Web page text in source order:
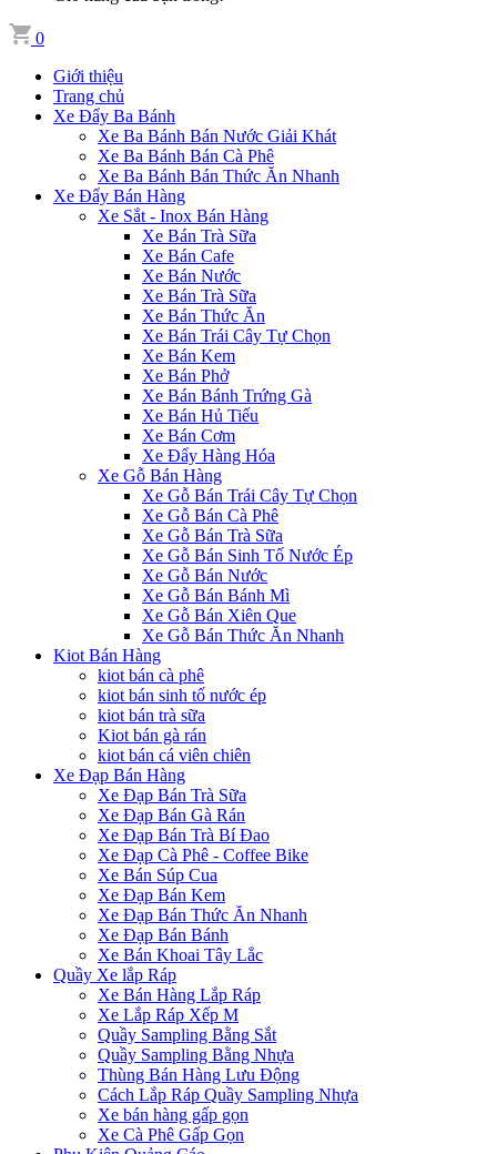
0
Giới thiệu
Trang chủ
Xe Đẩy Ba Bánh
Xe Ba Bánh Bán Nước Giải Khát
Xe Ba Bánh Bán Cà Phê
Xe Ba Bánh Bán Thức Ăn Nhanh
Xe Đẩy Bán Hàng
Xe Sắt - Inox Bán Hàng
Xe Bán Trà Sữa
Xe Bán Cafe
Xe Bán Nước
Xe Bán Trà Sữa
Xe Bán Thức Ăn
Xe Bán Trái Cây Tự Chọn
Xe Bán Kem
Xe Bán Phở
Xe Bán Bánh Trứng Gà
Xe Bán Hủ Tiếu
Xe Bán Cơm
Xe Đẩy Hàng Hóa
Xe Gỗ Bán Hàng
Xe Gỗ Bán Trái Cây Tự Chọn
Xe Gỗ Bán Cà Phê
Xe Gỗ Bán Trà Sữa
Xe Gỗ Bán Sinh Tố Nước Ép
Xe Gỗ Bán Nước
Xe Gỗ Bán Bánh Mì
Xe Gỗ Bán Xiên Que
Xe Gỗ Bán Thức Ăn Nhanh
Kiot Bán Hàng
kiot bán cà phê
kiot bán sinh tố nước ép
kiot bán trà sữa
Kiot bán gà rán
kiot bán cá viên chiên
Xe Đạp Bán Hàng
Xe Đạp Bán Trà Sữa
Xe Đạp Bán Gà Rán
Xe Đạp Bán Trà Bí Đao
Xe Đạp Cà Phê - Coffee Bike
Xe Bán Súp Cua
Xe Đạp Bán Kem
Xe Đạp Bán Thức Ăn Nhanh
Xe Đạp Bán Bánh
Xe Bán Khoai Tây Lắc
Quầy Xe lắp Ráp
Xe Bán Hàng Lắp Ráp
Xe Lắp Ráp Xếp M
Quầy Sampling Bằng Sắt
Quầy Sampling Bằng Nhựa
Thùng Bán Hàng Lưu Động
Cách Lắp Ráp Quầy Sampling Nhựa
Xe bán hàng gấp gọn
Xe Cà Phê Gấp Gọn